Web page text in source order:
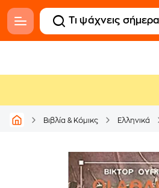
Βιβλία & Κόμικς Ελληνικά